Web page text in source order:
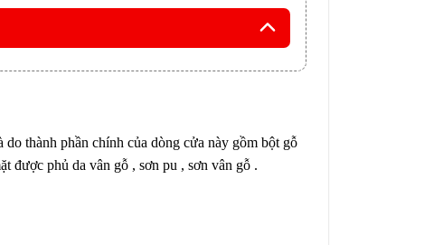
thành phần chính của dòng cửa này gồm bột gỗ
được phủ da vân gỗ , sơn pu , sơn vân gỗ .